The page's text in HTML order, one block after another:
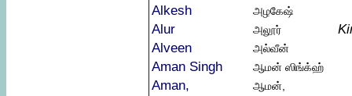
Alkesh அழகேஷ்
Alur அலூர்
Alveen
அல்வீன்
Aman Singh ஆமன் ஸிங்க்ஹ்
Aman, ஆமன்,